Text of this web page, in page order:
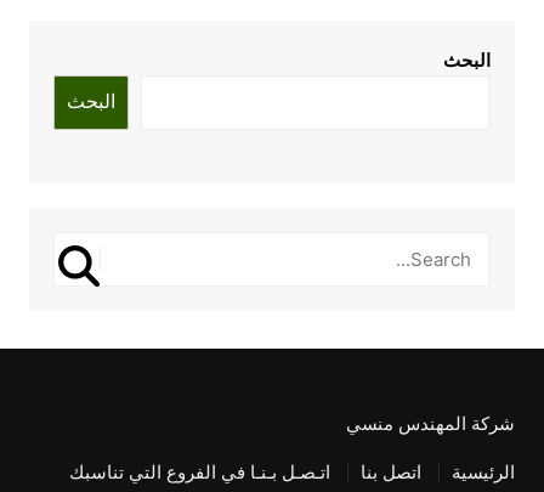
البحث
البحث
شركة المهندس منسي
الرئيسية اتصل بنا اتـصـل بـنـا في الفروع التي تناسبك